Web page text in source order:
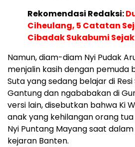
Rekomendasi Redaksi:
Ciheulang, 5 Catatan
Cibadak Sukabumi
Namun, diam-diam Nyi Pudak
menjalin kasih dengan pemuda
Suta yang sedang belajar di
Gantung dan ngababakan di
versi lain, disebutkan bahwa Ki
anak yang kehilangan orang
Nyi Puntang Mayang saat
kejaran Banten.